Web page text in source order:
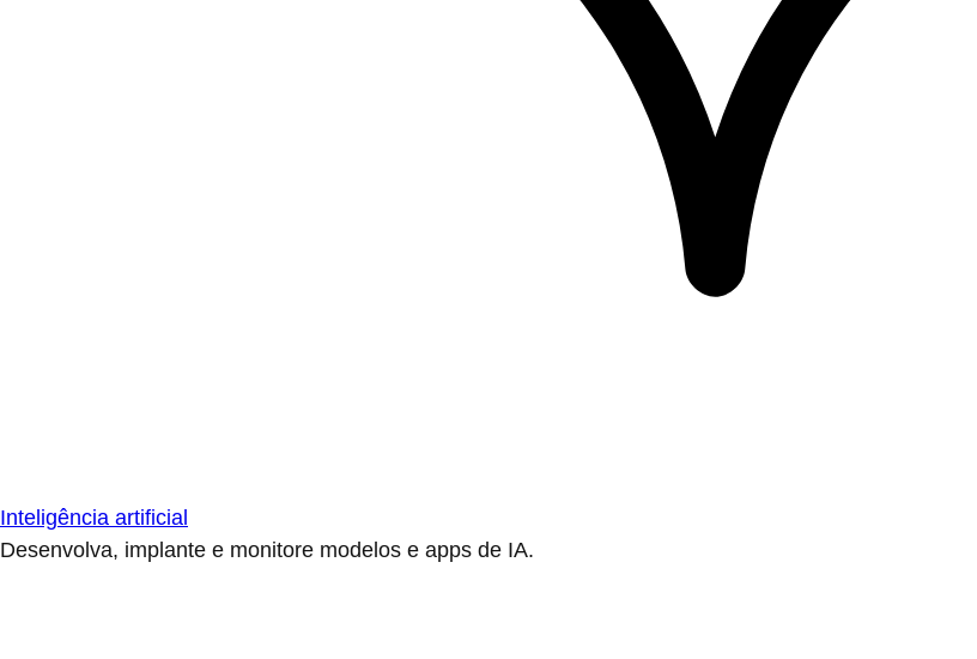
Inteligência artificial
Desenvolva, implante e monitore modelos e apps de IA.